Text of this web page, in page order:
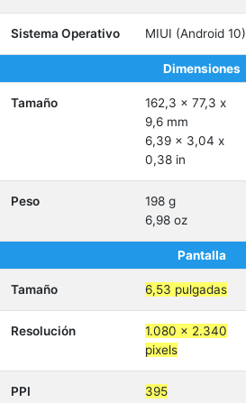
Sistema Operativo MIUI (Android 10)
Dimensiones
Tamaño
162,3 x 77,3 x
9,6 mm
6,39 x 3,04 x
0,38 in
Peso
198 g
6,98 oz
Pantalla
Tamaño 6,53 pulgadas
Resolución
1.080 x 2.340
pixels
PPI 395